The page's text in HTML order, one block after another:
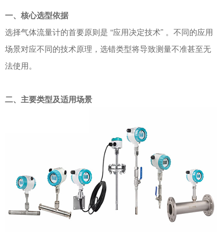
一、核心选型依据
选择气体流量计的首要原则是 "应用决定技术" 。不同的应用
场景对应不同的技术原理，选错类型将导致测量不准甚至无
法使用。
二、主要类型及适用场景